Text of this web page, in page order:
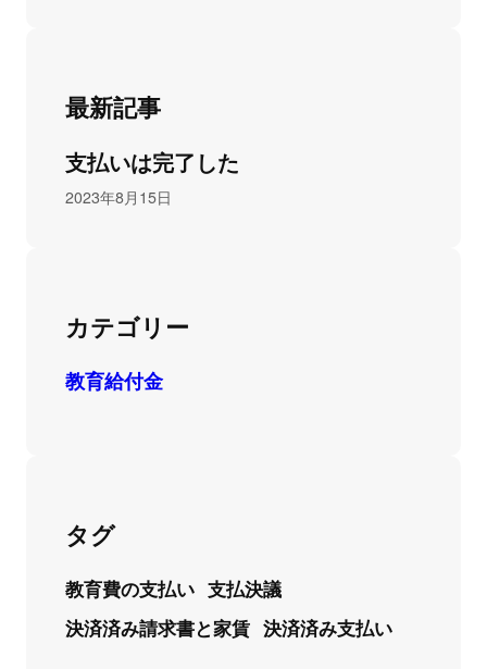
最新記事
支払いは完了した
2023年8月15日
カテゴリー
教育給付金
タグ
教育費の支払い 支払決議
決済済み請求書と家賃 決済済み支払い